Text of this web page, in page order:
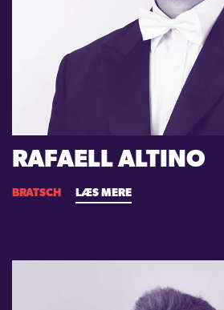
RAFAELL ALTINO
BRATSCH LÆS MERE